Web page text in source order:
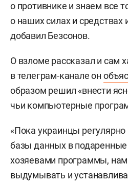
о противнике и знаем все
о наших силах и
добавил Безсонов.
О взломе рассказал и сам
в телеграм-канале он
образом решил «внести
чьи компьютерные
«Пока украинцы
базы данных в
хозяевами программы,
выдумывать и